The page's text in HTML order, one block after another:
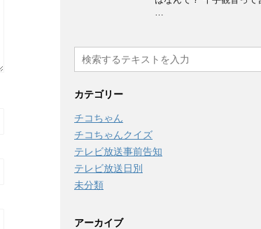
…
カテゴリー
チコちゃん
チコちゃんクイズ
テレビ放送事前告知
テレビ放送日別
未分類
アーカイブ